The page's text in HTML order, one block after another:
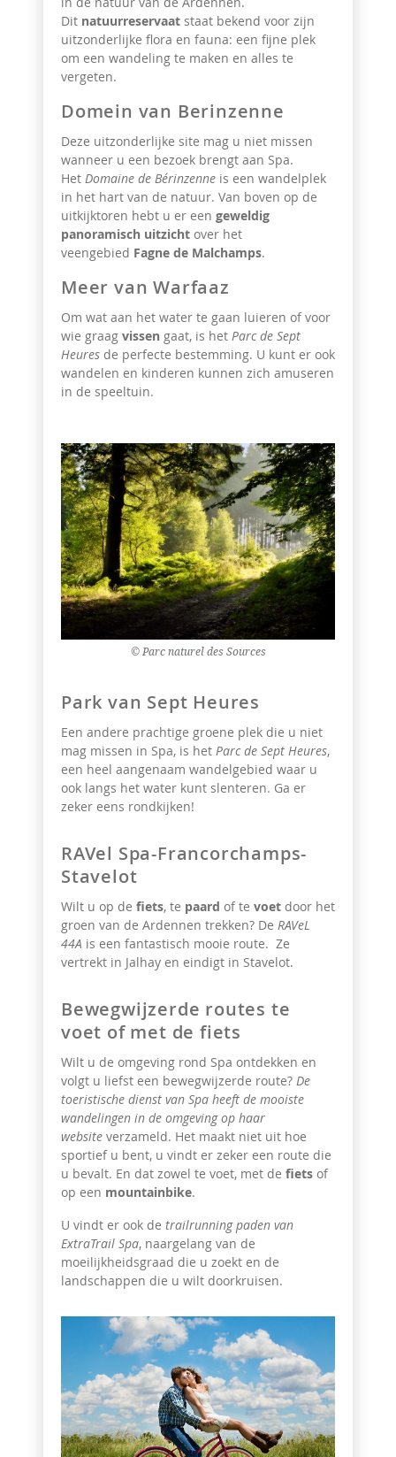
Dit natuurreservaat staat bekend voor zijn
uitzonderlijke flora en fauna: een fijne plek
om een wandeling te maken en alles te
vergeten.
Domein van Berinzenne
Deze uitzonderlijke site mag u niet missen
wanneer u een bezoek brengt aan Spa.
Het Domaine de Bérinzenne is een wandelplek
in het hart van de natuur. Van boven op de
uitkijktoren hebt u er een geweldig
panoramisch uitzicht over het
veengebied Fagne de Malchamps.
Meer van Warfaaz
Om wat aan het water te gaan luieren of voor
wie graag vissen gaat, is het Parc de Sept
Heures de perfecte bestemming. U kunt er ook
wandelen en kinderen kunnen zich amuseren
in de speeltuin.
© Parc naturel des Sources
Park van Sept Heures
Een andere prachtige groene plek die u niet
mag missen in Spa, is het Parc de Sept Heures,
een heel aangenaam wandelgebied waar u
ook langs het water kunt slenteren. Ga er
zeker eens rondkijken!
RAVel Spa-Francorchamps-
Stavelot
Wilt u op de fiets, te paard of te voet door het
groen van de Ardennen trekken? De RAVeL
44A is een fantastisch mooie route. Ze
vertrekt in Jalhay en eindigt in Stavelot.
Bewegwijzerde routes te
voet of met de fiets
Wilt u de omgeving rond Spa ontdekken en
volgt u liefst een bewegwijzerde route? De
toeristische dienst van Spa heeft de mooiste
wandelingen in de omgeving op haar
website verzameld. Het maakt niet uit hoe
sportief u bent, u vindt er zeker een route die
u bevalt. En dat zowel te voet, met de fiets of
op een mountainbike.
U vindt er ook de trailrunning paden van
ExtraTrail Spa, naargelang van de
moeilijkheidsgraad die u zoekt en de
landschappen die u wilt doorkruisen.